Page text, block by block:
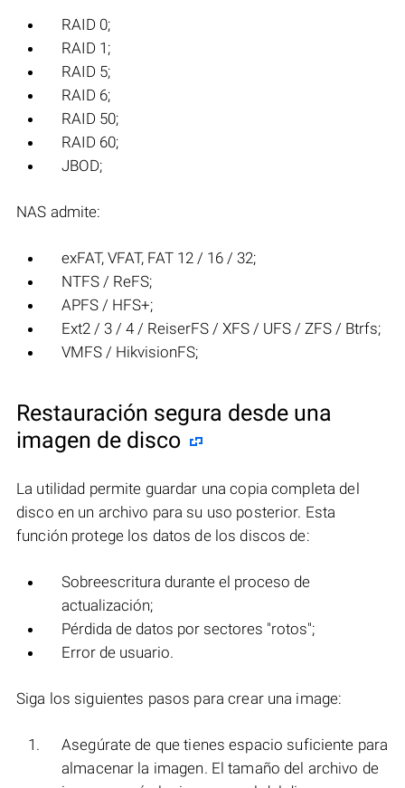
RAID 0;
RAID 1;
RAID 5;
RAID 6;
RAID 50;
RAID 60;
JBOD;
NAS admite:
exFAT, VFAT, FAT 12 / 16 / 32;
NTFS / ReFS;
APFS / HFS+;
Ext2 / 3 / 4 / ReiserFS / XFS / UFS / ZFS / Btrfs;
VMFS / HikvisionFS;
Restauración segura desde una
imagen de disco
La utilidad permite guardar una copia completa del
disco en un archivo para su uso posterior. Esta
función protege los datos de los discos de:
Sobreescritura durante el proceso de
actualización;
Pérdida de datos por sectores "rotos";
Error de usuario.
Siga los siguientes pasos para crear una image:
Asegúrate de que tienes espacio suficiente para
almacenar la imagen. El tamaño del archivo de